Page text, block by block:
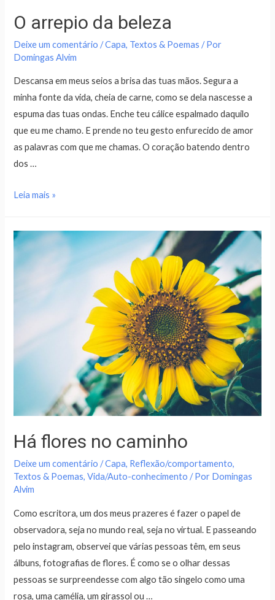
O arrepio da beleza
Deixe um comentário /Capa, Textos & Poemas / Por
Domingas Alvim
Descansa em meus seios a brisa das tuas mãos. Segura a
minha fonte da vida, cheia de carne, como se dela nascesse a
espuma das tuas ondas. Enche teu cálice espalmado daquilo
que eu me chamo. E prende no teu gesto enfurecido de amor
as palavras com que me chamas. O coração batendo dentro
dos …
Leia mais »
Há flores no caminho
Deixe um comentário /Capa, Reflexão/comportamento,
Textos & Poemas,Vida/Auto-conhecimento / Por Domingas
Alvim
Como escritora, um dos meus prazeres é fazer o papel de
observadora, seja no mundo real, seja no virtual. E passeando
pelo instagram, observei que várias pessoas têm, em seus
álbuns, fotografias de flores. É como se o olhar dessas
pessoas se surpreendesse com algo tão singelo como uma
rosa, uma camélia, um girassol ou …